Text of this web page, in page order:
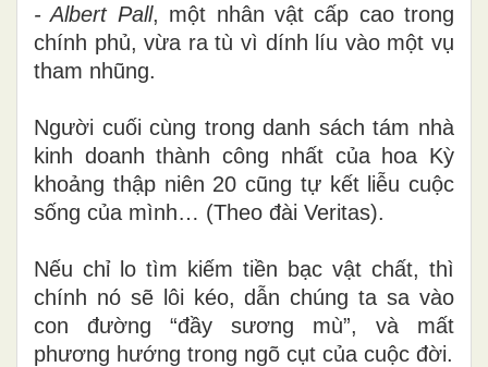
- Albert Pall, một nhân vật cấp cao trong
chính phủ, vừa ra tù vì dính líu vào một vụ
tham nhũng.
Người cuối cùng trong danh sách tám nhà
kinh doanh thành công nhất của hoa Kỳ
khoảng thập niên 20 cũng tự kết liễu cuộc
sống của mình… (Theo đài Veritas).
Nếu chỉ lo tìm kiếm tiền bạc vật chất, thì
chính nó sẽ lôi kéo, dẫn chúng ta sa vào
con đường “đầy sương mù”, và mất
phương hướng trong ngõ cụt của cuộc đời.